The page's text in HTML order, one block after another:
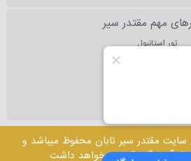
مهم مقتدر سیر
تور استانبول
سایت مقتدر سیر تابان محفوظ میباشد و
از آن پیگرد قانونی خواهد داشت